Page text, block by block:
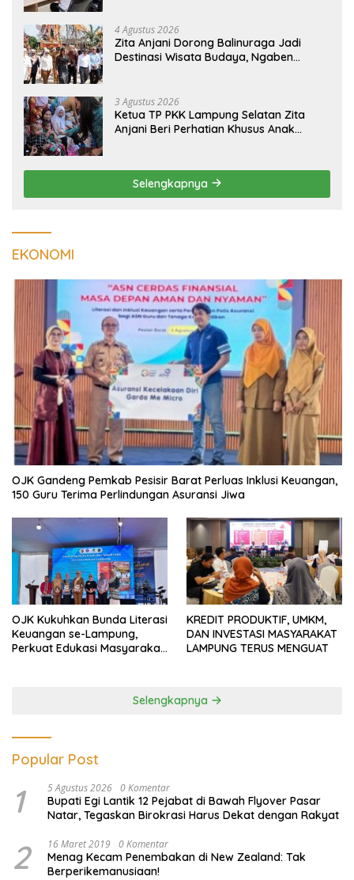
4 Agustus 2026
Zita Anjani Dorong Balinuraga Jadi
Destinasi Wisata Budaya, Ngaben
3 Agustus 2026
Ketua TP PKK Lampung Selatan Zita
Anjani Beri Perhatian Khusus Anak
Selengkapnya
EKONOMI
OJK Gandeng Pemkab Pesisir Barat Perluas Inklusi Keuangan,
150 Guru Terima Perlindungan Asuransi Jiwa
OJK Kukuhkan Bunda Literasi
Keuangan se-Lampung,
Perkuat Edukasi Masyarakat
KREDIT PRODUKTIF, UMKM,
DAN INVESTASI MASYARAKAT
LAMPUNG TERUS MENGUAT
Selengkapnya
Popular Post
1 5 Agustus 2026 0 Komentar
Bupati Egi Lantik 12 Pejabat di Bawah Flyover Pasar
Natar, Tegaskan Birokrasi Harus Dekat dengan Rakyat
2 16 Maret 2019 0 Komentar
Menag Kecam Penembakan di New Zealand: Tak
Berperikemanusiaan!